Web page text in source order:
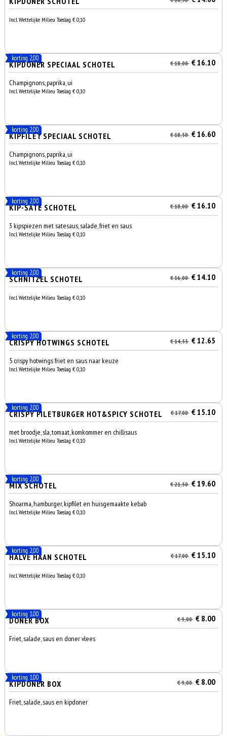
Incl. Wettelijke Milieu Toeslag € 0,10
korting 2,00
KIPDÖNER SPECIAAL SCHOTEL € 18,00 € 16.10
Champignons, paprika, ui
Incl. Wettelijke Milieu Toeslag € 0,10
korting 2,00
KIPFILET SPECIAAL SCHOTEL € 18,50 € 16.60
Champignons, paprika, ui
Incl. Wettelijke Milieu Toeslag € 0,10
korting 2,00
KIP-SATE SCHOTEL € 18,00 € 16.10
3 kipspiezen met satesaus, salade, friet en saus
Incl. Wettelijke Milieu Toeslag € 0,10
korting 2,00
SCHNITZEL SCHOTEL € 16,00 € 14.10
Incl. Wettelijke Milieu Toeslag € 0,10
korting 2,00
CRISPY HOTWINGS SCHOTEL € 14,55 € 12.65
5 crispy hotwings friet en saus naar keuze
Incl. Wettelijke Milieu Toeslag € 0,10
korting 2,00
CRISPY FILETBURGER HOT&SPICY SCHOTEL € 17,00 € 15.10
met broodje, sla, tomaat, komkommer en chillisaus
Incl. Wettelijke Milieu Toeslag € 0,10
korting 2,00
MIX SCHOTEL € 21,50 € 19.60
Shoarma, hamburger, kipfilet en huisgemaakte kebab
Incl. Wettelijke Milieu Toeslag € 0,10
korting 2,00
HALVE HAAN SCHOTEL € 17,00 € 15.10
Incl. Wettelijke Milieu Toeslag € 0,10
korting 1.00
DONER BOX € 9,00 € 8.00
Friet, salade, saus en doner vlees
korting 1.00
KIPDONER BOX € 9,00 € 8.00
Friet, salade, saus en kipdoner